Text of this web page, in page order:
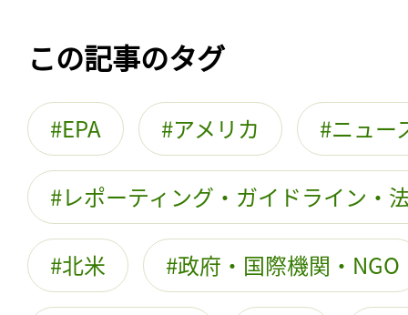
この記事のタグ
EPA アメリカ ニュー
レポーティング・ガイドライン・
北米 政府・国際機関・NGO